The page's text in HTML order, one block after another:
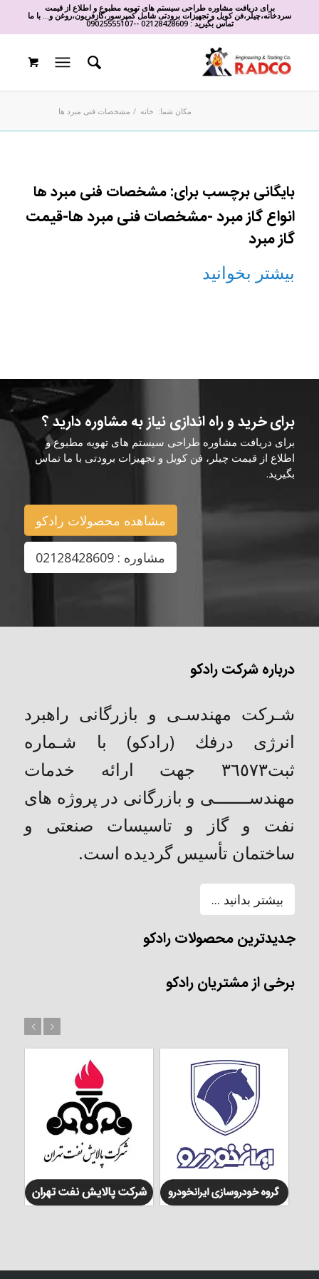
برای دریافت مشاوره طراحی سیستم های تهویه مطبوع و اطلاع از قیمت
سردخانه،چیلر،فن کویل و تجهیزات برودتی شامل کمپرسور،گازفریون،روغن و... با ما
تماس بگیرید :02128428609
-
-
09025555107
مکان شما: خانه / مشخصات فنی مبرد ها
بایگانی برچسب برای:مشخصات فنی مبرد ها
انواع گاز مبرد -مشخصات فنی مبرد ها-قیمت
گاز مبرد
بیشتر بخوانید
برای خرید و راه اندازی نیاز به مشاوره دارید ؟
برای دریافت مشاوره طراحی سیستم های تهویه مطبوع و
اطلاع از قیمت چیلر، فن کویل و تجهیزات برودتی با ما تماس
بگیرید.
مشاهده محصولات رادکو
مشاوره : 02128428609
درباره شرکت رادکو
شـركت مهندسـی و بازرگانی راهبرد
انرژی درفك (رادکو) با شـماره
ثبت٣٦٥٧٣ جهت ارائه خدمات
مهندســـــــی و بازرگانی در پروژه های
نفت و گاز و تاسیسات صنعتی و
ساختمان تأسیس گردیده است.
بیشتر بدانید ...
جدیدترین محصولات رادکو
برخی از مشتریان رادکو